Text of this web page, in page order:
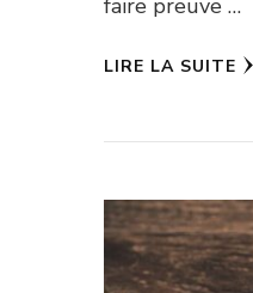
faire preuve …
LIRE LA SUITE